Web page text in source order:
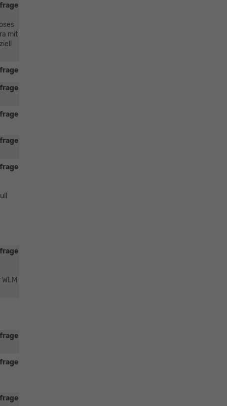
mit